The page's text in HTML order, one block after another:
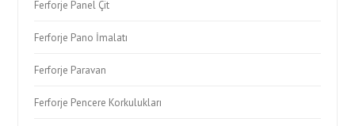
Ferforje Panel Çit
Ferforje Pano İmalatı
Ferforje Paravan
Ferforje Pencere Korkulukları